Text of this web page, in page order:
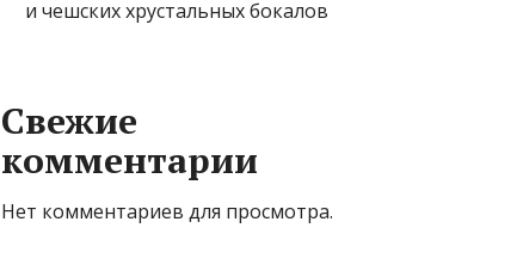
и чешских хрустальных бокалов
Свежие
комментарии
Нет комментариев для просмотра.